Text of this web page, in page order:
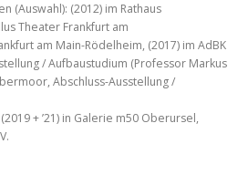
(Auswahl): (2012) im Rathaus
Theater Frankfurt am
am Main-Rödelheim, (2017) im AdBK
/ Aufbaustudium (Professor Markus
Abschluss-Ausstellung /
+ ’21) in Galerie m50 Oberursel,